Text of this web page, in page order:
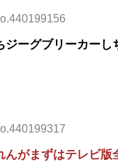
ジーグブリーカーし
んがまずはテレビ版